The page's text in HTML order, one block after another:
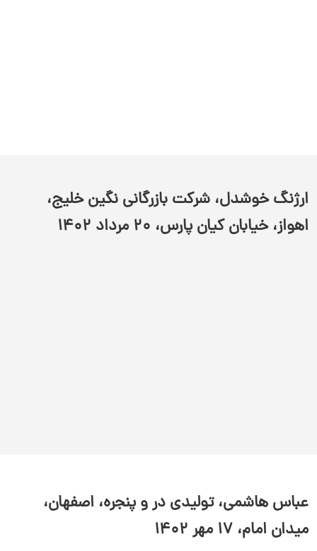
ارژنگ خوشدل، شرکت بازرگانی نگین خلیج،
اهواز، خیابان کیان پارس، ۲۰ مرداد ۱۴۰۲
عباس هاشمی، تولیدی در و پنجره، اصفهان،
میدان امام، ۱۷ مهر ۱۴۰۲